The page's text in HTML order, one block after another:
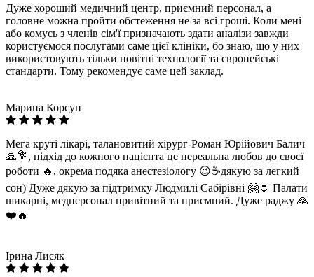
Дуже хороший медичний центр, приємний персонал, а
головне можна пройти обстеження не за всі гроші. Коли мені
або комусь з членів сім'ї призначають здати аналізи завжди
користуємося послугами саме цієї клініки, бо знаю, що у них
використовують тільки новітні технології та європейські
стандарти. Тому рекомендує саме цей заклад.
Марина Корсун
Мега круті лікарі, талановитий хірург-Роман Юрійович Балич
🙏💐, підхід до кожного пацієнта це нереальна любов до своєї
роботи 🔥, окрема подяка анестезіологу 😉☕дякую за легкий
сон) Дуже дякую за підтримку Людмилі Сабірівні 🤗🌷 Палати
шикарні, медперсонал привітний та приємний. Дуже раджу 🙏
❤️🔥
Ірина Лисяк